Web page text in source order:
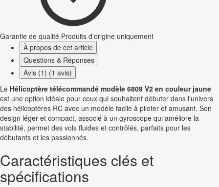
Garantie de qualité Produits d'origine uniquement
À propos de cet article
Questions & Réponses
Avis (1) (1 avis)
Le Hélicoptère télécommandé modèle 6809 V2 en couleur jaune
est une option idéale pour ceux qui souhaitent débuter dans l’univers
des hélicoptères RC avec un modèle facile à piloter et amusant. Son
design léger et compact, associé à un gyroscope qui améliore la
stabilité, permet des vols fluides et contrôlés, parfaits pour les
débutants et les passionnés.
Caractéristiques clés et
spécifications